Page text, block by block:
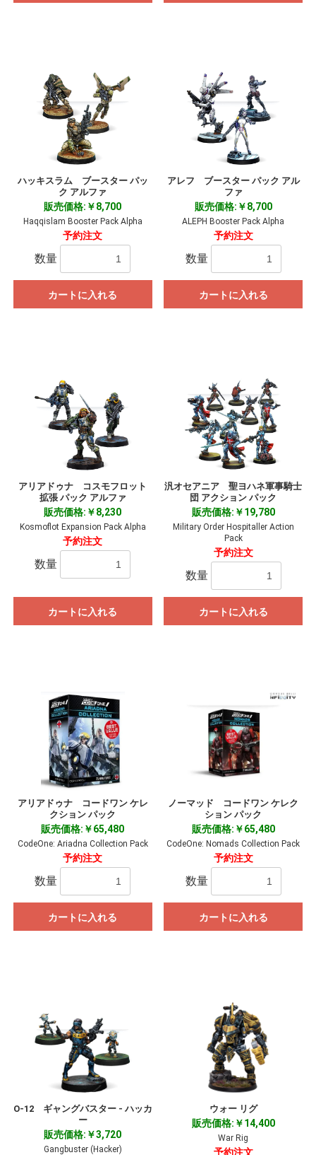
ハッキスラム ブースター パッ
ク アルファ
販売価格:￥8,700
Haqqislam Booster Pack Alpha
予約注文
数量
カートに入れる
アレフ ブースター パック アル
ファ
販売価格:￥8,700
ALEPH Booster Pack Alpha
予約注文
数量
カートに入れる
アリアドゥナ コスモフロット
拡張 パック アルファ
販売価格:￥8,230
Kosmoflot Expansion Pack Alpha
予約注文
数量
カートに入れる
汎オセアニア 聖ヨハネ軍事騎士
団 アクション パック
販売価格:￥19,780
Military Order Hospitaller Action
Pack
予約注文
数量
カートに入れる
アリアドゥナ コードワン ケレ
クション パック
販売価格:￥65,480
CodeOne: Ariadna Collection Pack
予約注文
数量
カートに入れる
ノーマッド コードワン ケレク
ション パック
販売価格:￥65,480
CodeOne: Nomads Collection Pack
予約注文
数量
カートに入れる
O-12 ギャングバスター - ハッカ
ー
販売価格:￥3,720
Gangbuster (Hacker)
ウォー リグ
販売価格:￥14,400
War Rig
予約注文